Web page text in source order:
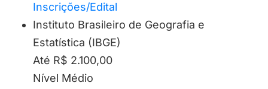
Inscrições/Edital
Instituto Brasileiro de Geografia e
Estatística (IBGE)
Até R$ 2.100,00
Nível Médio